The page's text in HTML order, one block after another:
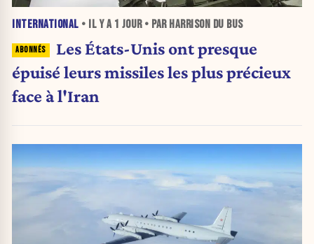
INTERNATIONAL • IL Y A 1 JOUR• PAR HARRISON DU BUS
Les États-Unis ont presque
épuisé leurs missiles les plus précieux
face à l'Iran